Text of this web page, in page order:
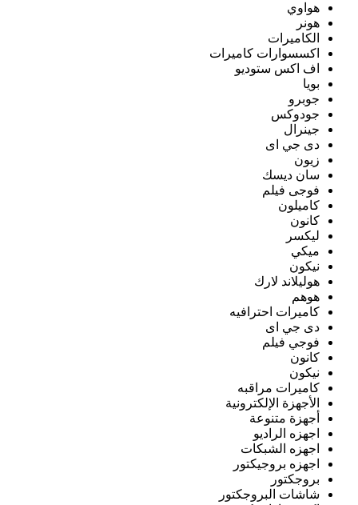
هواوي
هونر
الكاميرات
اكسسوارات كاميرات
اف اكس ستوديو
بويا
جوبرو
جودوكس
جينرال
دى جي اى
زيون
سان ديسك
فوجى فيلم
كاميلون
كانون
ليكسر
ميكي
نيكون
هوليلاند لارك
هوهم
كاميرات احترافيه
دى جي اى
فوجي فيلم
كانون
نيكون
كاميرات مراقبه
الأجهزة الإلكترونية
أجهزة متنوعة
اجهزه الراديو
اجهزه الشبكات
اجهزه بروجيكتور
بروجكتور
شاشات البروجكتور